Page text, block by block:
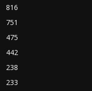
816
751
475
442
238
233